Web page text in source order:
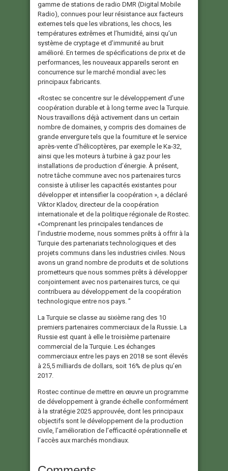
gamme de stations de radio DMR (Digital Mobile
Radio), connues pour leur résistance aux facteurs
externes tels que les vibrations, les chocs, les
températures extrêmes et l’humidité, ainsi qu’un
système de cryptage et d’immunité au bruit
amélioré. En termes de spécifications de prix et de
performances, les nouveaux appareils seront en
concurrence sur le marché mondial avec les
principaux fabricants.
«Rostec se concentre sur le développement d’une
coopération durable et à long terme avec la Turquie.
Nous travaillons déjà activement dans un certain
nombre de domaines, y compris des domaines de
grande envergure tels que la fourniture et le service
après-vente d’hélicoptères, par exemple le Ka-32,
ainsi que les moteurs à turbine à gaz pour les
installations de production d’énergie. À présent,
notre tâche commune avec nos partenaires turcs
consiste à utiliser les capacités existantes pour
développer et intensifier la coopération », a déclaré
Viktor Kladov, directeur de la coopération
internationale et de la politique régionale de Rostec.
«Comprenant les principales tendances de
l’industrie moderne, nous sommes prêts à offrir à la
Turquie des partenariats technologiques et des
projets communs dans les industries civiles. Nous
avons un grand nombre de produits et de solutions
prometteurs que nous sommes prêts à développer
conjointement avec nos partenaires turcs, ce qui
contribuera au développement de la coopération
technologique entre nos pays. ”
La Turquie se classe au sixième rang des 10
premiers partenaires commerciaux de la Russie. La
Russie est quant à elle le troisième partenaire
commercial de la Turquie. Les échanges
commerciaux entre les pays en 2018 se sont élevés
à 25,5 milliards de dollars, soit 16% de plus qu’en
2017.
Rostec continue de mettre en œuvre un programme
de développement à grande échelle conformément
à la stratégie 2025 approuvée, dont les principaux
objectifs sont le développement de la production
civile, l’amélioration de l’efficacité opérationnelle et
l’accès aux marchés mondiaux.